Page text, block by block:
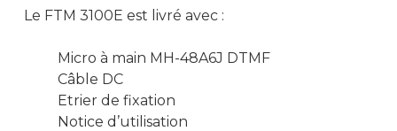
Le FTM 3100E est livré avec :
Micro à main MH-48A6J DTMF
Câble DC
Etrier de fixation
Notice d’utilisation